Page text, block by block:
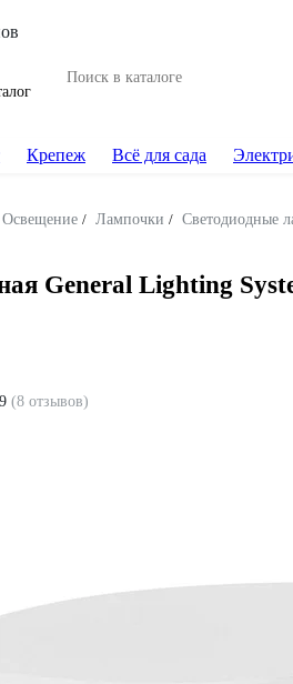
Крепеж Всё для сада
Освещение / Лампочки / Светодиодные
General Lighting
(8 отзывов)